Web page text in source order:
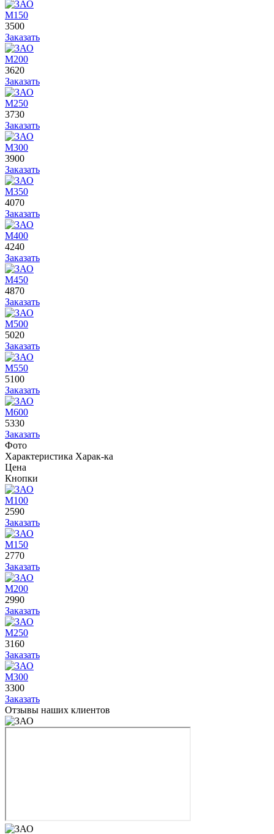
М150
3500
Заказать
М200
3620
Заказать
М250
3730
Заказать
М300
3900
Заказать
М350
4070
Заказать
М400
4240
Заказать
М450
4870
Заказать
М500
5020
Заказать
М550
5100
Заказать
М600
5330
Заказать
Фото
Характеристика Харак-ка
Цена
Кнопки
М100
2590
Заказать
М150
2770
Заказать
М200
2990
Заказать
М250
3160
Заказать
М300
3300
Заказать
Отзывы наших клиентов